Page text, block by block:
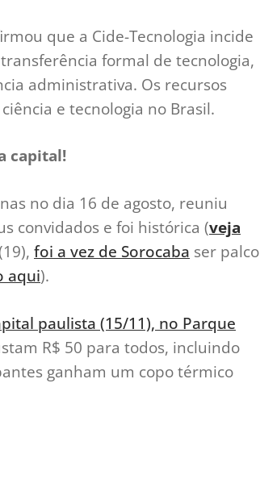
que a Cide-Tecnologia incide
formal de tecnologia,
administrativa. Os recursos
e tecnologia no Brasil.
capital!
no dia 16 de agosto, reuniu
convidados e foi histórica (veja
foi a vez de Sorocaba ser palco
aqui).
paulista (15/11), no Parque
R$ 50 para todos, incluindo
ganham um copo térmico